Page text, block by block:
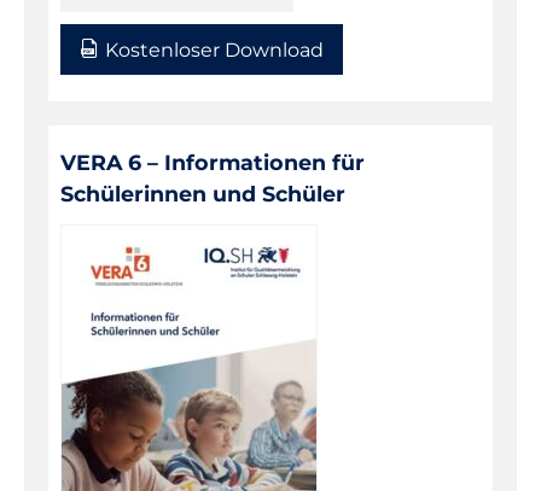
Kostenloser Download
VERA 6 – Informationen für
Schülerinnen und Schüler